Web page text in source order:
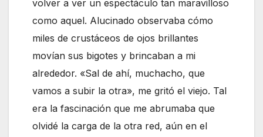
volver a ver un espectáculo tan maravilloso
como aquel. Alucinado observaba cómo
miles de crustáceos de ojos brillantes
movían sus bigotes y brincaban a mi
alrededor. «Sal de ahí, muchacho, que
vamos a subir la otra», me gritó el viejo. Tal
era la fascinación que me abrumaba que
olvidé la carga de la otra red, aún en el